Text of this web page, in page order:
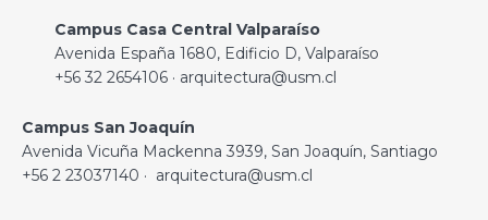
Campus Casa Central Valparaíso
Avenida España 1680, Edificio D, Valparaíso
+56 32 2654106 · arquitectura@usm.cl
Campus San Joaquín
Avenida Vicuña Mackenna 3939, San Joaquín, Santiago
+56 2 23037140 · arquitectura@usm.cl